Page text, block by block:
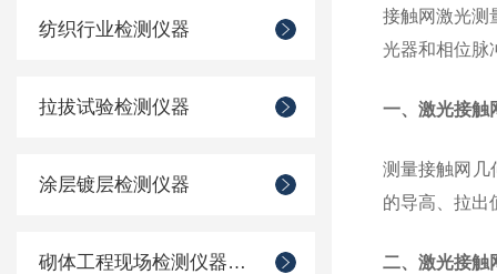
纺织行业检测仪器
拉拔试验检测仪器
涂层镀层检测仪器
砌体工程现场检测仪器仪表
接触网激光测
光器和相位脉
一、激光接触
测量接触网几
的导高、拉出
二、激光接触